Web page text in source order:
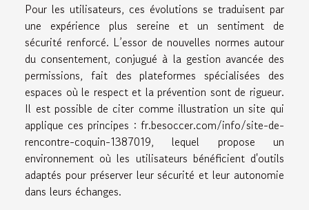
Pour les utilisateurs, ces évolutions se traduisent par
une expérience plus sereine et un sentiment de
sécurité renforcé. L’essor de nouvelles normes autour
du consentement, conjugué à la gestion avancée des
permissions, fait des plateformes spécialisées des
espaces où le respect et la prévention sont de rigueur.
Il est possible de citer comme illustration un site qui
applique ces principes : fr.besoccer.com/info/site-de-
rencontre-coquin-1387019, lequel propose un
environnement où les utilisateurs bénéficient d'outils
adaptés pour préserver leur sécurité et leur autonomie
dans leurs échanges.